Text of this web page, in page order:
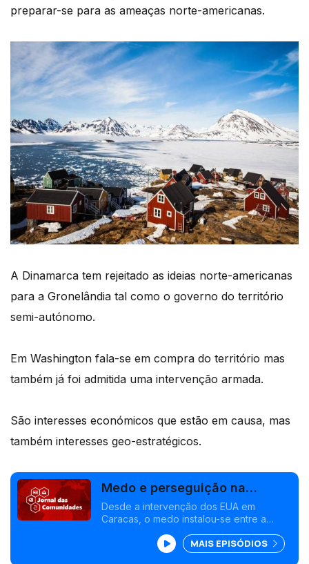
preparar-se para as ameaças norte-americanas.
A Dinamarca tem rejeitado as ideias norte-americanas
para a Gronelândia tal como o governo do território
semi-autónomo.
Em Washington fala-se em compra do território mas
também já foi admitida uma intervenção armada.
São interesses económicos que estão em causa, mas
também interesses geo-estratégicos.
Medo e perseguição na
Venezuela
Desde a intervenção dos EUA em
Caracas, o medo instalou-se entre a
Dinamarca, por causa da ambição de
Washington pela Gronelândia. Edição
MAIS EPISÓDIOS